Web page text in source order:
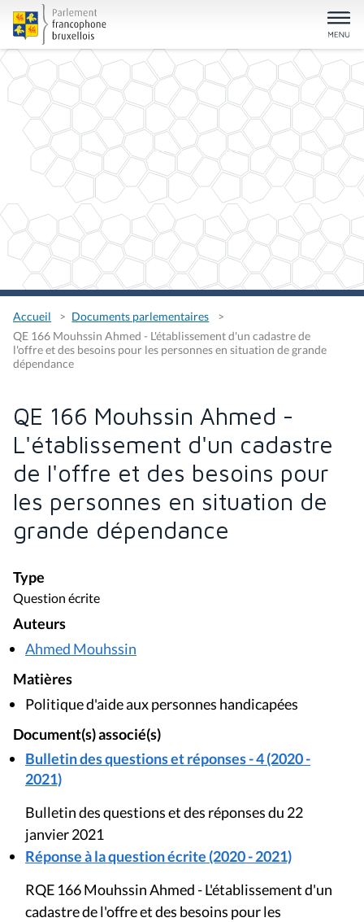
Accueil
Documents parlementaires
QE 166 Mouhssin Ahmed - L'établissement d'un cadastre de
l'offre et des besoins pour les personnes en situation de grande
dépendance
QE 166 Mouhssin Ahmed -
L'établissement d'un cadastre
de l'offre et des besoins pour
les personnes en situation de
grande dépendance
Type
Question écrite
Auteurs
Ahmed Mouhssin
Matières
Politique d'aide aux personnes handicapées
Document(s) associé(s)
Bulletin des questions et réponses - 4 (2020 -
2021)
Bulletin des questions et des réponses du 22
janvier 2021
Réponse à la question écrite (2020 - 2021)
RQE 166 Mouhssin Ahmed - L'établissement d'un
cadastre de l'offre et des besoins pour les